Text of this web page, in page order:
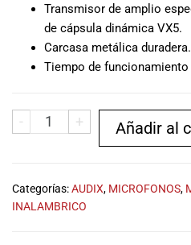
línea a
de
tu
Transmisor de amplio
de cápsula dinámica VX5.
Carcasa metálica duradera.
Tiempo de
- + Añadir al
Categorías:AUDIX, MICROFONOS,
INALAMBRICO